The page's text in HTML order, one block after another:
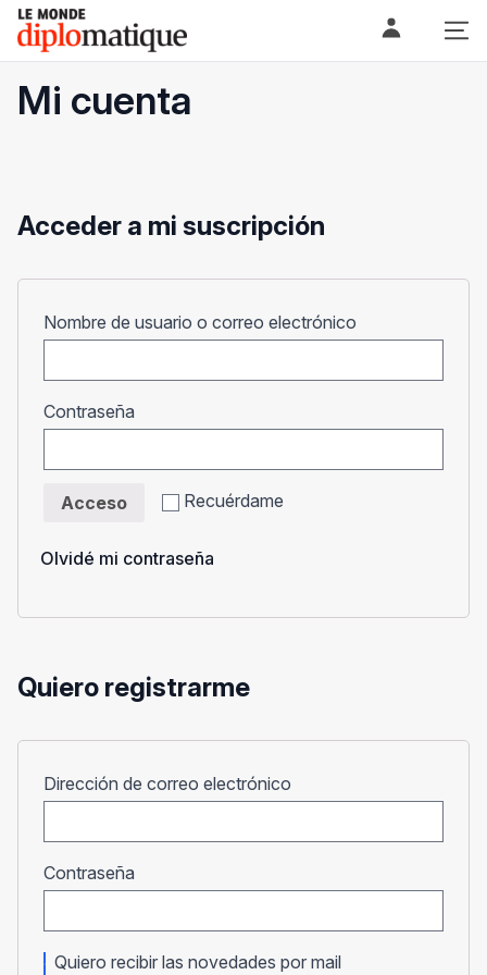
Skip
content
Le monde diplomatique
Mi cuenta
Acceder a mi suscripción
Nombre de usuario o correo electrónico
Contraseña
Recuérdame
Acceso
Olvidé mi contraseña
Quiero registrarme
Dirección de correo electrónico
Contraseña
Quiero recibir las novedades por mail